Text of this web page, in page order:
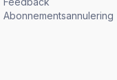
Abonnementsannulering